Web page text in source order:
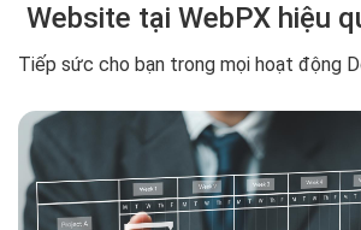
Website tại WebPX hiệu
Tiếp sức cho bạn trong mọi hoạt động